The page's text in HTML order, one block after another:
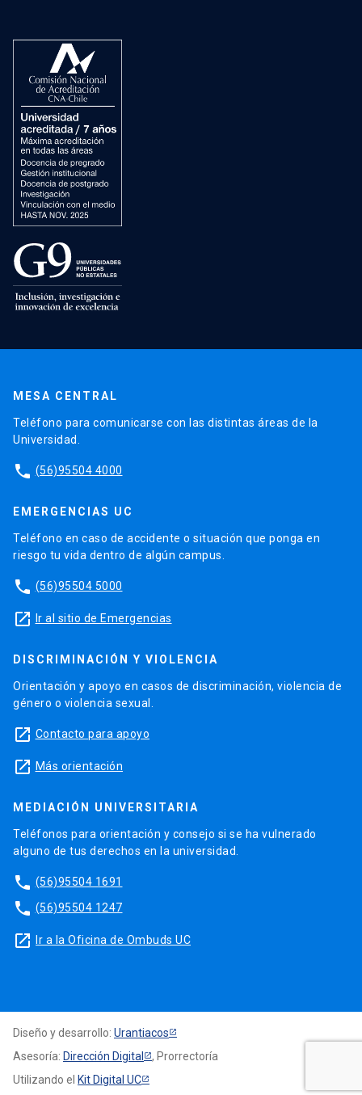
MESA CENTRAL
Teléfono para comunicarse con las distintas áreas de la
Universidad.
phone (56)95504 4000
EMERGENCIAS UC
Teléfono en caso de accidente o situación que ponga en
riesgo tu vida dentro de algún campus.
phone (56)95504 5000
launch Ir al sitio de Emergencias
DISCRIMINACIÓN Y VIOLENCIA
Orientación y apoyo en casos de discriminación, violencia de
género o violencia sexual.
launch Contacto para apoyo
launch Más orientación
MEDIACIÓN UNIVERSITARIA
Teléfonos para orientación y consejo si se ha vulnerado
alguno de tus derechos en la universidad.
phone (56)95504 1691
phone (56)95504 1247
launch Ir a la Oficina de Ombuds UC
Diseño y desarrollo: Urantiacos
Asesoría: Dirección Digital
, Prorrectoría
Utilizando el Kit Digital UC